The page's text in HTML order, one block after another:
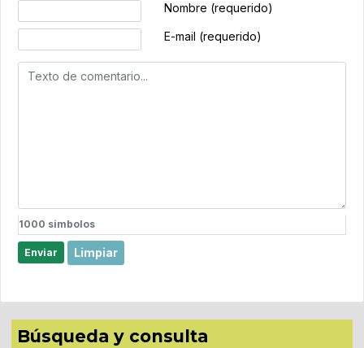
Nombre (requerido)
E-mail (requerido)
1000 simbolos
Enviar Limpiar
Búsqueda y consulta